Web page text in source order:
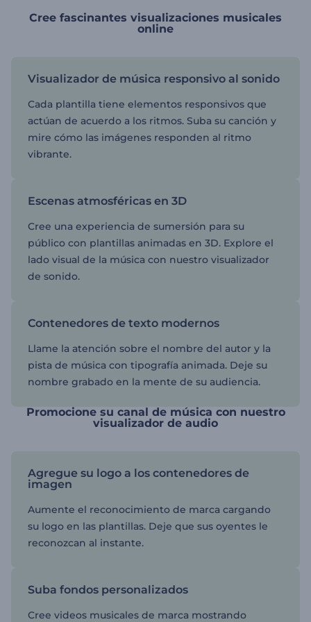
Cree fascinantes visualizaciones musicales
online
Visualizador de música responsivo al sonido
Cada plantilla tiene elementos responsivos que
actúan de acuerdo a los ritmos. Suba su canción y
mire cómo las imágenes responden al ritmo
vibrante.
Escenas atmosféricas en 3D
Cree una experiencia de sumersión para su
público con plantillas animadas en 3D. Explore el
lado visual de la música con nuestro visualizador
de sonido.
Contenedores de texto modernos
Llame la atención sobre el nombre del autor y la
pista de música con tipografía animada. Deje su
nombre grabado en la mente de su audiencia.
Promocione su canal de música con nuestro
visualizador de audio
Agregue su logo a los contenedores de
imagen
Aumente el reconocimiento de marca cargando
su logo en las plantillas. Deje que sus oyentes le
reconozcan al instante.
Suba fondos personalizados
Cree videos musicales de marca mostrando